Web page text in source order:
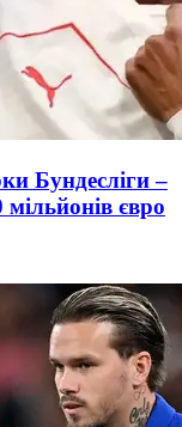
Бундесліги –
євро